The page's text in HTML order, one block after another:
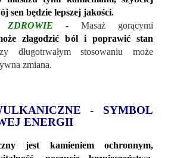
sen będzie lepszej jakości.
ZDROWIE - Masaż gorącymi
złagodzić ból i poprawić stan
długotrwałym stosowaniu może
zmiana.
- SYMBOL
ENERGII
jest kamieniem ochronnym,